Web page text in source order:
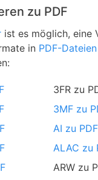
zu PDF
ist es möglich, eine
in PDF-Dateien
3FR zu
3MF zu
AI zu PDF
ALAC zu
ARW zu